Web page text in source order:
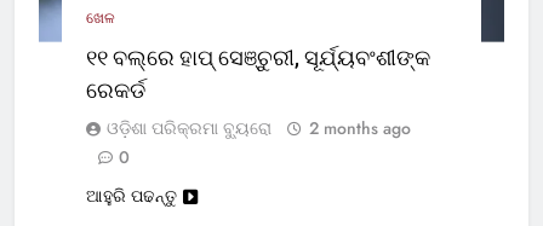
ଖେଳ
୧୧ ବଲ୍‌ରେ ହାପ୍ ସେଞ୍ଚୁରୀ, ସୂର୍ଯ୍ୟବଂଶୀଙ୍କ
ରେକର୍ଡ
ଓଡ଼ିଶା ପରିକ୍ରମା ବ୍ୟୁରୋ
2 months ago
0
ଆହୁରି ପଢନ୍ତୁ